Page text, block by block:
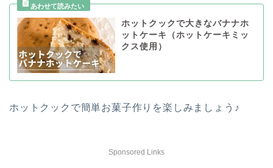
ホットクックで大きなバナナホ
ットケーキ（ホットケーキミッ
クス使用）
ホットクックで簡単お菓子作りを楽しみましょう♪
Sponsored Links